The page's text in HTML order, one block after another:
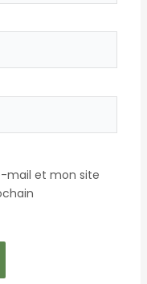
mail et mon site